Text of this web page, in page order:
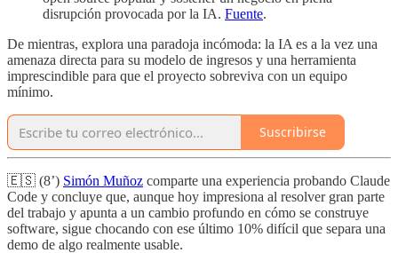
disrupción provocada por la IA. Fuente.
De mientras, explora una paradoja incómoda: la IA es a la vez una
amenaza directa para su modelo de ingresos y una herramienta
imprescindible para que el proyecto sobreviva con un equipo
mínimo.
Suscribirse
🇪🇸 (8’) Simón Muñoz comparte una experiencia probando Claude
Code y concluye que, aunque hoy impresiona al resolver gran parte
del trabajo y apunta a un cambio profundo en cómo se construye
software, sigue chocando con ese último 10% difícil que separa una
demo de algo realmente usable.